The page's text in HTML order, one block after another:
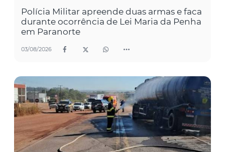
Polícia Militar apreende duas armas e faca
durante ocorrência de Lei Maria da Penha
em Paranorte
03/08/2026